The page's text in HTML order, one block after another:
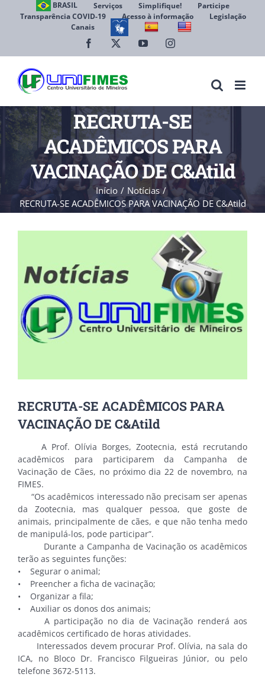
BRASIL Serviços Simplifique!
Participe
Transparência COVID-19
Acesso à informação
Legislação
Canais
Facebook YouTubeInstagram
RECRUTA-SE
ACADÊMICOS PARA
VACINAÇÃO DE C&Atild
Início
Notícias
RECRUTA-SE ACADÊMICOS PARA VACINAÇÃO DE C&Atild
RECRUTA-SE ACADÊMICOS PARA
VACINAÇÃO DE C&Atild
A Prof. Olívia Borges, Zootecnia, está recrutando
acadêmicos para participarem da Campanha de
Vacinação de Cães, no próximo dia 22 de novembro, na
FIMES.
“Os acadêmicos interessado não precisam ser apenas
da Zootecnia, mas qualquer pessoa, que goste de
animais, principalmente de cães, e que não tenha medo
de manipulá-los, pode participar”.
Durante a Campanha de Vacinação os acadêmicos
terão as seguintes funções:
• Segurar o animal;
• Preencher a ficha de vacinação;
• Organizar a fila;
• Auxiliar os donos dos animais;
A participação no dia de Vacinação renderá aos
acadêmicos certificado de horas atividades.
Interessados devem procurar Prof. Olívia, na sala do
ICA, no Bloco Dr. Francisco Filgueiras Júnior, ou pelo
telefone 3672-5113.